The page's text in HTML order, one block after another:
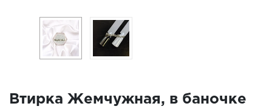
Втирка Жемчужная, в баночке